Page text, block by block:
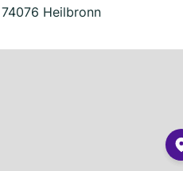
Heilbronn